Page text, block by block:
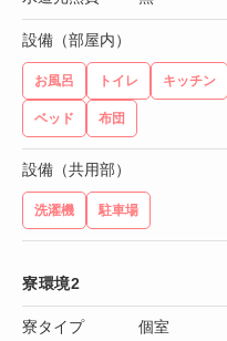
設備（部屋内）
お風呂 トイレ キッチン
ベッド 布団
設備（共用部）
洗濯機 駐車場
寮環境2
寮タイプ 個室